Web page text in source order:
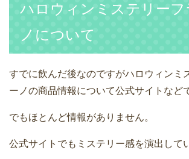
ハロウィンミステリーフ
ノについて
すでに飲んだ後なのですがハロウィンミ
ーノの商品情報について公式サイトなど
でもほとんど情報がありません。
公式サイトでもミステリー感を演出して